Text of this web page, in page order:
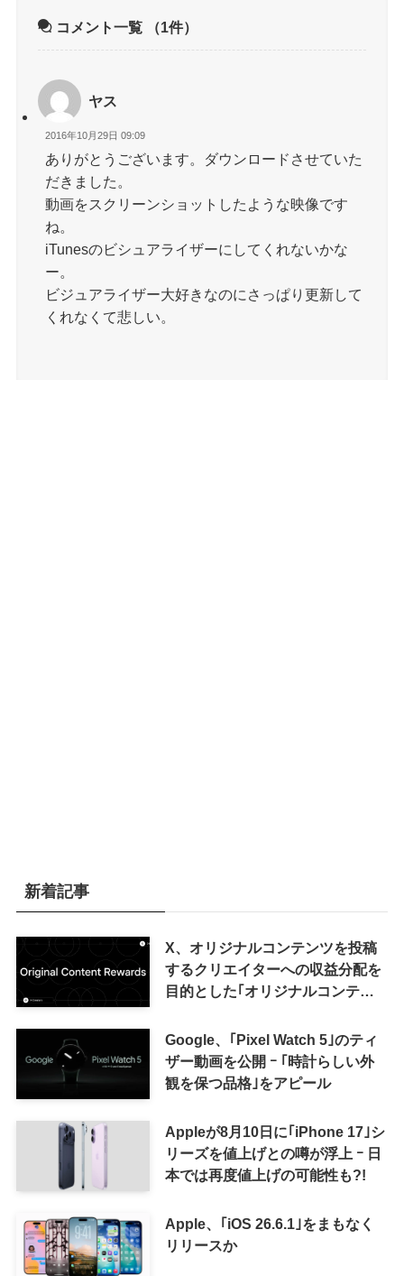
コメント一覧 （1件）
ヤス
2016年10月29日 09:09
ありがとうございます。ダウンロードさせていた
だきました。
動画をスクリーンショットしたような映像です
ね。
iTunesのビシュアライザーにしてくれないかな
ー。
ビジュアライザー大好きなのにさっぱり更新して
くれなくて悲しい。
新着記事
X、オリジナルコンテンツを投稿
するクリエイターへの収益分配を
目的とした｢オリジナルコンテン
来の｢収益分配｣は廃止
Google、｢Pixel Watch 5｣のティ
ザー動画を公開 ｰ ｢時計らしい外
観を保つ品格｣をアピール
Appleが8月10日に｢iPhone 17｣シ
リーズを値上げとの噂が浮上 ｰ 日
本では再度値上げの可能性も?!
Apple、｢iOS 26.6.1｣をまもなく
リリースか